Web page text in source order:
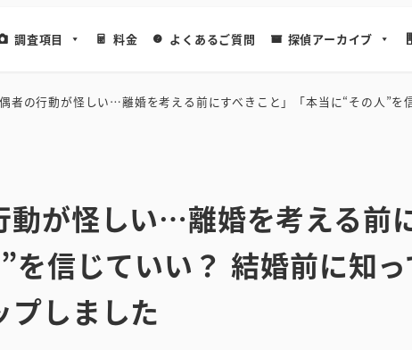
調査項目 料金 よくあるご質問 探偵アーカイブ
者の行動が怪しい…離婚を考える前にすべきこと」「本当に“その人”
動が怪しい…離婚を考える前
信じていい？ 結婚前に知っ
プしました